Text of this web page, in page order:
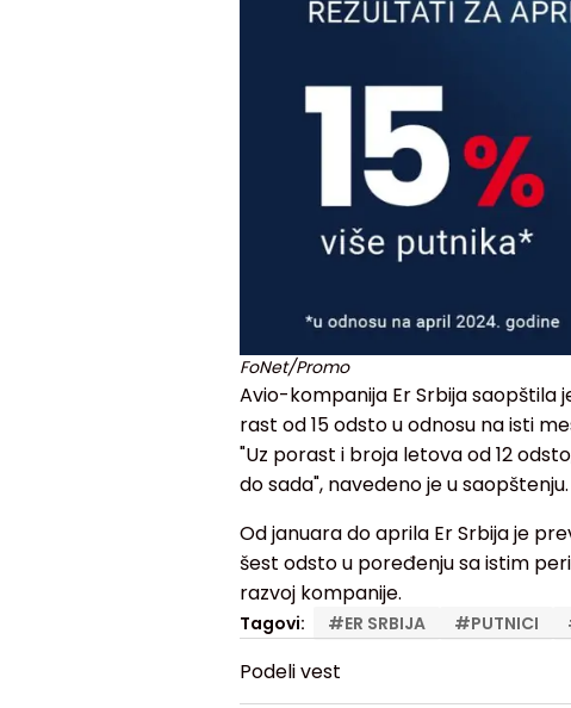
FoNet/Promo
Avio-kompanija Er Srbija saopštila
rast od 15 odsto u odnosu na isti
"Uz porast i broja letova od 12
do sada", navedeno je u saopštenju.
Od januara do aprila Er Srbija je
šest odsto u poređenju sa istim
razvoj kompanije.
Tagovi: #ER SRBIJA #PUTNICI
Podeli vest